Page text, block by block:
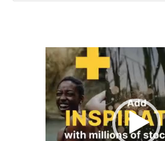
Video
oynatıcı